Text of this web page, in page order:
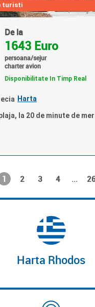
turisti
De la
1643 Euro
persoana/sejur
charter avion
Disponibilitate In Timp Real
Harta
la 20 de minute de
1 2 3 4 ...
Harta Rhodos